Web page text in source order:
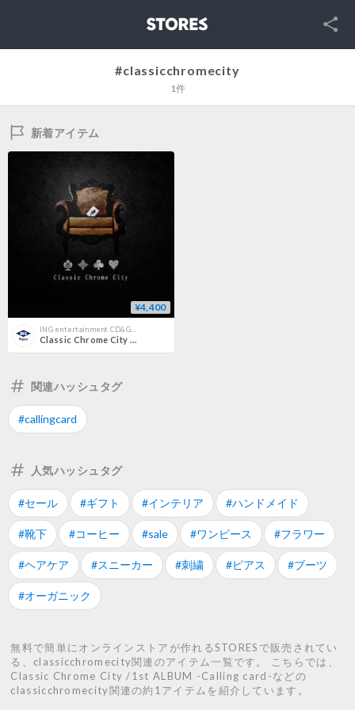
SNS
#classicchromecity
1件
新着アイテム
¥4,400
ING entertainment CD&GOODS | Online Store
Classic Chrome City /1st ALBUM -Calling card-
関連ハッシュタグ
#callingcard
人気ハッシュタグ
#セール #ギフト #インテリア #ハンドメイド
#靴下 #コーヒー #sale #ワンピース #フラワー
#ヘアケア #スニーカー #刺繍 #ピアス #ブーツ
#オーガニック
無料で簡単にオンラインストアが作れるSTORESで販売されてい
る、classicchromecity関連のアイテム一覧です。 こちらでは、
Classic Chrome City /1st ALBUM -Calling card-などの
classicchromecity関連の約1アイテムを紹介しています。